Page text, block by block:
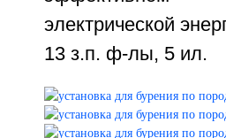
электрической
13 з.п. ф-лы, 5 ил.